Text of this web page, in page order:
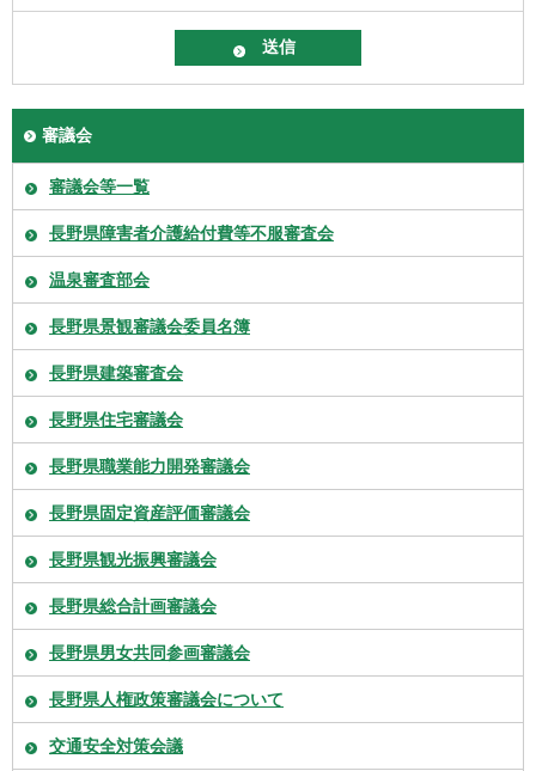
審議会
審議会等一覧
長野県障害者介護給付費等不服審査会
温泉審査部会
長野県景観審議会委員名簿
長野県建築審査会
長野県住宅審議会
長野県職業能力開発審議会
長野県固定資産評価審議会
長野県観光振興審議会
長野県総合計画審議会
長野県男女共同参画審議会
長野県人権政策審議会について
交通安全対策会議